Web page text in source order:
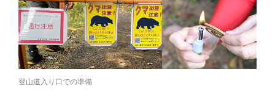
登山道入り口での準備